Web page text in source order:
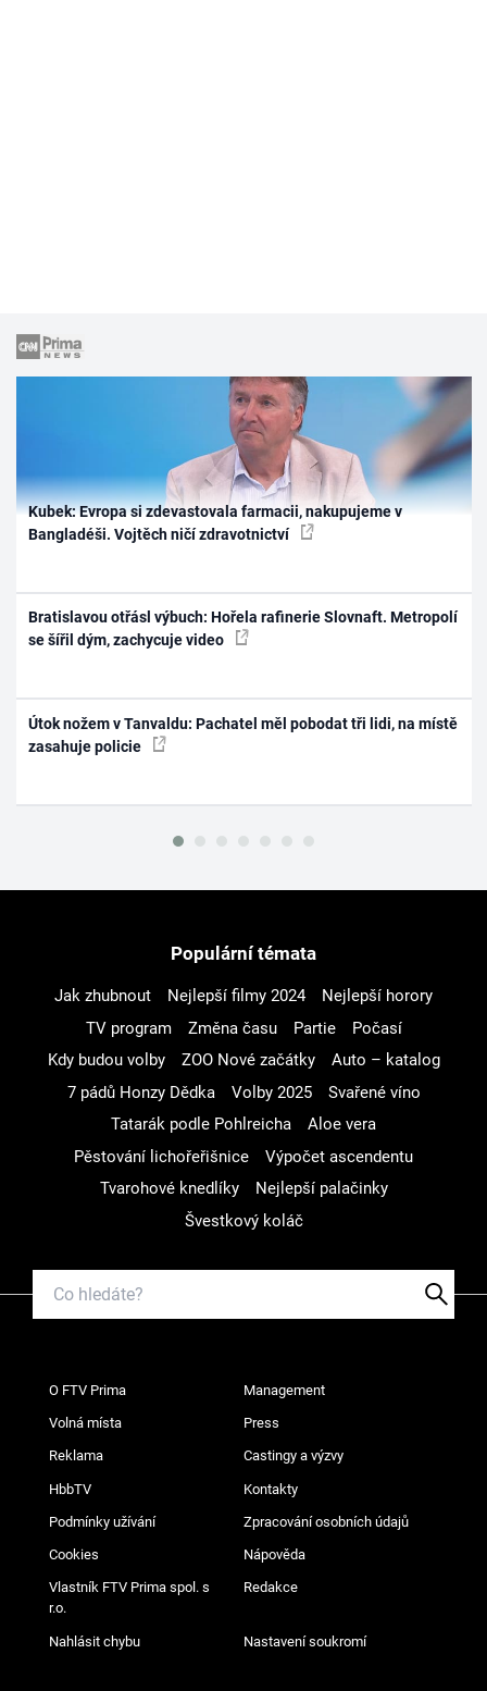
Kubek: Evropa si zdevastovala farmacii, nakupujeme v
Bangladéši. Vojtěch ničí zdravotnictví
Bratislavou otřásl výbuch: Hořela rafinerie Slovnaft. Metropolí
se šířil dým, zachycuje video
Útok nožem v Tanvaldu: Pachatel měl pobodat tři lidi, na místě
zasahuje policie
Populární témata
Jak zhubnout Nejlepší filmy 2024
Nejlepší horory
TV program
Změna času Partie
Počasí
Kdy budou volby
ZOO Nové začátky
Auto – katalog
7 pádů Honzy Dědka
Volby 2025
Svařené víno
Tatarák podle Pohlreicha
Aloe vera
Pěstování lichořeřišnice
Výpočet ascendentu
Tvarohové knedlíky
Nejlepší palačinky
Švestkový koláč
O FTV Prima Management
Volná místa Press
Reklama Castingy a výzvy
HbbTV Kontakty
Podmínky užívání Zpracování osobních údajů
Cookies Nápověda
Vlastník FTV Prima spol. s
r.o.
Redakce
Nahlásit chybu Nastavení soukromí